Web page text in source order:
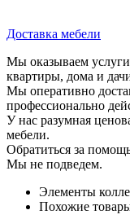
Доставка мебели
Мы оказываем
квартиры, дома и
Мы оперативно
профессионально
У нас разумная
мебели.
Обратиться за
Мы не подведем.
Элементы
Похожие